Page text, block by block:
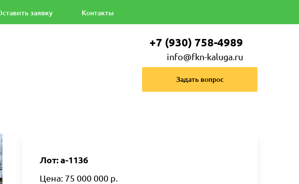
+7 (930) 758-4989
info@fkn-kaluga.ru
Задать вопрос
заявку Контакты
Лот: а-1136
Цена: 75 000 000 р.